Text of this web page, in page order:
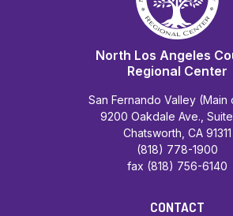
North Los Angeles
Regional Center
San Fernando Valley (Main
9200 Oakdale Ave.,
Chatsworth, CA 91311
(818) 778-1900
fax (818) 756-6140
CONTACT